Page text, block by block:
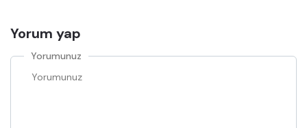
Yorum yap
Yorumunuz